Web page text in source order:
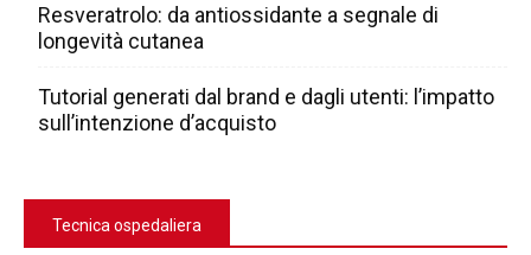
Resveratrolo: da antiossidante a segnale di
longevità cutanea
Tutorial generati dal brand e dagli utenti: l’impatto
sull’intenzione d’acquisto
Tecnica ospedaliera